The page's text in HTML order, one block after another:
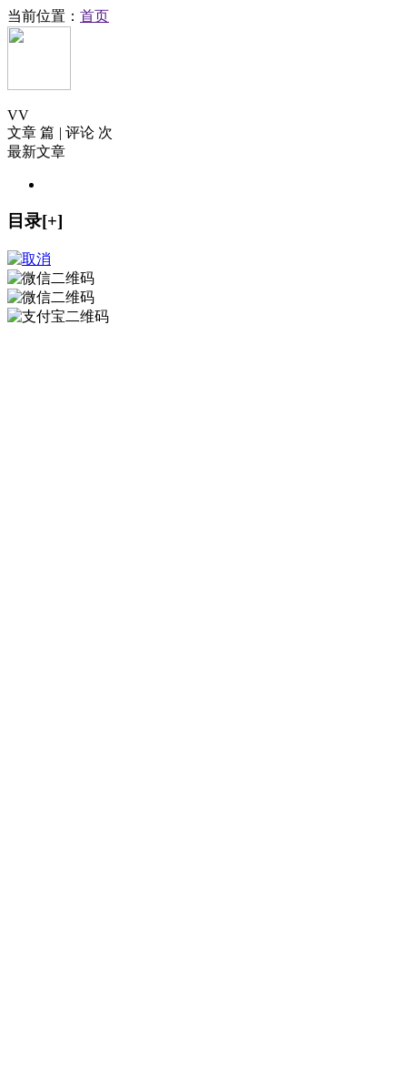
当前位置： 首页
VV
文章 篇 | 评论 次
最新文章
目录[+]